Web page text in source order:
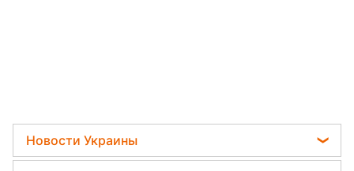
Новости Украины